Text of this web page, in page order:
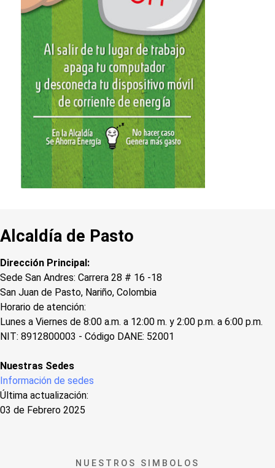
Alcaldía de Pasto
Dirección Principal:
Sede San Andres: Carrera 28 # 16 -18
San Juan de Pasto, Nariño, Colombia
Horario de atención:
Lunes a Viernes de 8:00 a.m. a 12:00 m. y 2:00 p.m. a 6:00 p.m.
NIT: 8912800003 - Código DANE: 52001
Nuestras Sedes
Información de sedes
Última actualización:
03 de Febrero 2025
NUESTROS SIMBOLOS